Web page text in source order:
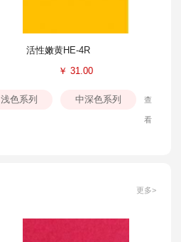
活性嫩黄HE-4R
￥ 31.00
浅色系列 中深色系列 查
看
更多>